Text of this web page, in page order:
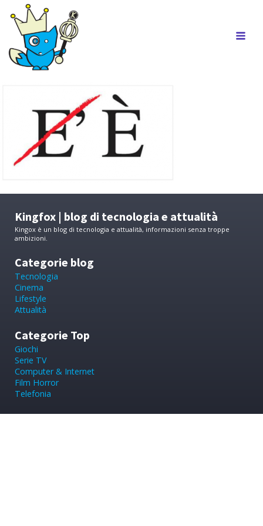
Kingfox | blog di tecnologia e attualità
Kingox è un blog di tecnologia e attualità, informazioni senza troppe
ambizioni.
Categorie blog
Tecnologia
Cinema
Lifestyle
Attualità
Categorie Top
Giochi
Serie TV
Computer & Internet
Film Horror
Telefonia